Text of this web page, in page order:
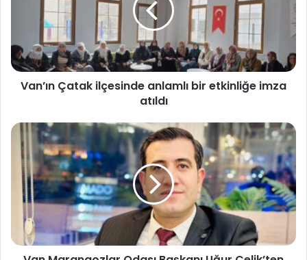
Van’ın Çatak ilçesinde anlamlı bir etkinliğe imza
atıldı